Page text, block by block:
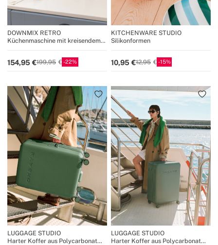
DOWNMIX RETRO
Küchenmaschine mit kreisendem
154,95 199,95 22
KITCHENWARE STUDIO
Silikonformen
10,95 12,95 15
LUGGAGE STUDIO
Harter Koffer aus Polycarbonat
LUGGAGE STUDIO
Harter Koffer aus Polycarbonat